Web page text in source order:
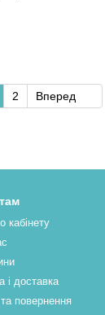
2 Вперед
кабінету
і доставка
повернення